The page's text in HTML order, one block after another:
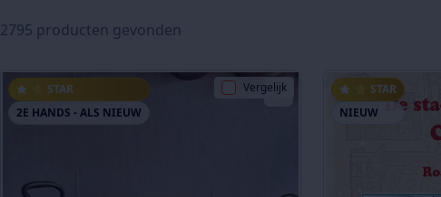
2795 producten gevonden
⭐ STAR
2E HANDS - ALS NIEUW
Vergelijk
⭐ STAR
NIEUW